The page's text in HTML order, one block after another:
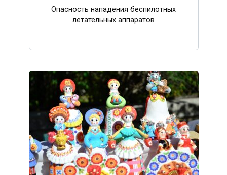
Опасность нападения беспилотных
летательных аппаратов